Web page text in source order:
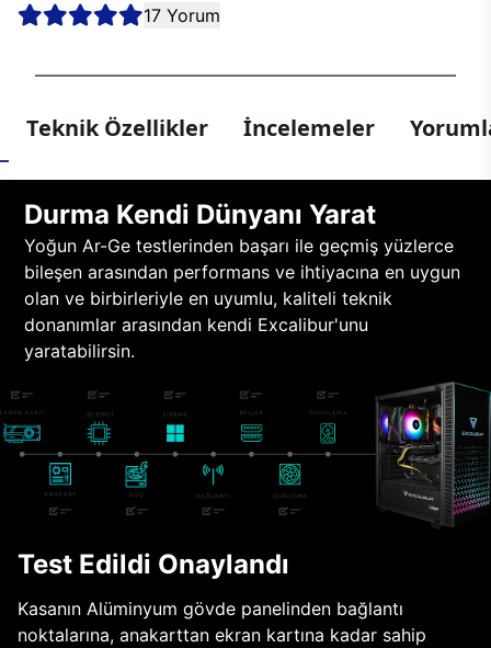
17 Yorum
Teknik Özellikler İncelemeler
Durma Kendi Dünyanı Yarat
Yoğun Ar-Ge testlerinden başarı ile geçmiş yüzlerce
bileşen arasından performans ve ihtiyacına en uygun
olan ve birbirleriyle en uyumlu, kaliteli teknik
donanımlar arasından kendi Excalibur'unu
yaratabilirsin.
Test Edildi Onaylandı
Kasanın Alüminyum gövde panelinden bağlantı
noktalarına, anakarttan ekran kartına kadar sahip